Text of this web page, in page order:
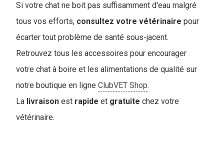
Si votre chat ne boit pas suffisamment d'eau malgré
tous vos efforts, consultez votre vétérinaire pour
écarter tout problème de santé sous-jacent.
Retrouvez tous les accessoires pour encourager
votre chat à boire et les alimentations de qualité sur
notre boutique en ligne ClubVET Shop.
La livraison est rapide et gratuite chez votre
vétérinaire.